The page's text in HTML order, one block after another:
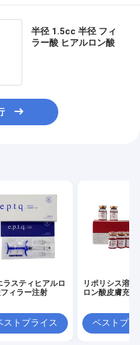
半径 1.5cc 半径 フィ
ラー酸 ヒアルロン酸
ラスティヒアルロ
ィラー注射
ストプライス
リポリシス溶液
ロン酸皮膚充填
ベストプラ